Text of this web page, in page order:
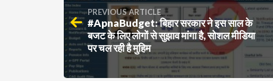
PREVIOUS ARTICLE
#ApnaBudget: बिहार सरकार ने इस साल के
बजट के लिए लोगों से सुझाव मांगा है, सोशल मीडिया
पर चल रही है मुहिम